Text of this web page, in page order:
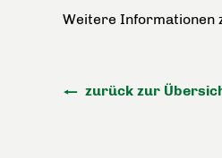
Weitere Informationen
zurück zur